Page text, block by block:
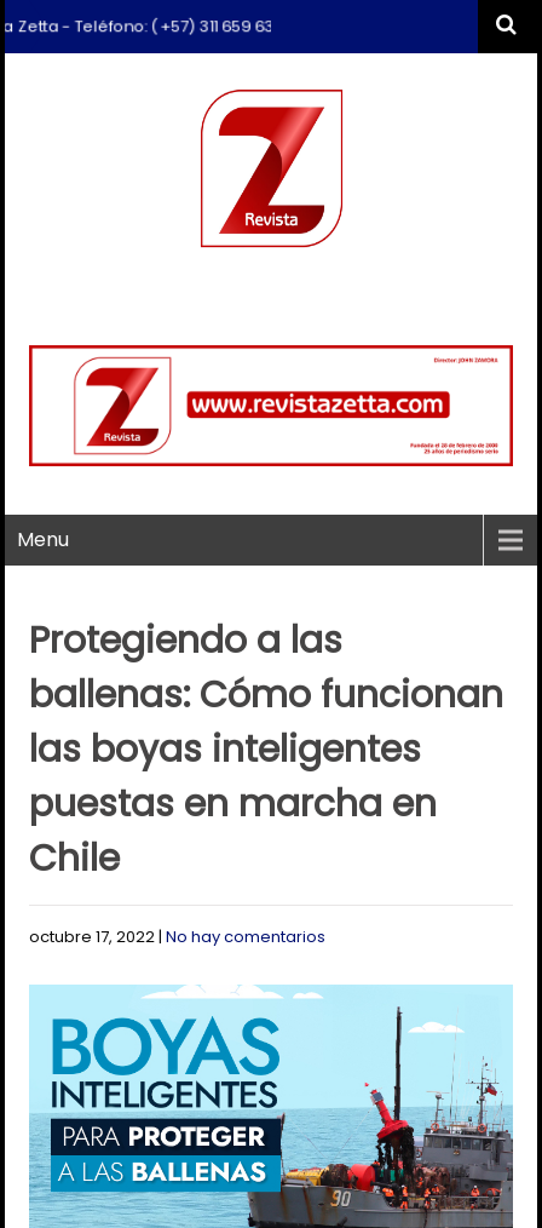
(+57) 311 659 6374 - Correo: revista.zetta@gmail.com
Menu
Protegiendo a las
ballenas: Cómo funcionan
las boyas inteligentes
puestas en marcha en
Chile
octubre 17, 2022|No hay comentarios